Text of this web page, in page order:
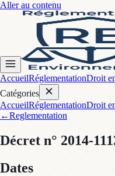
Aller au contenu
AccueilRéglementationDroit
Catégories
AccueilRéglementationDroit
←Reglementation
Décret n° 2014-
Dates